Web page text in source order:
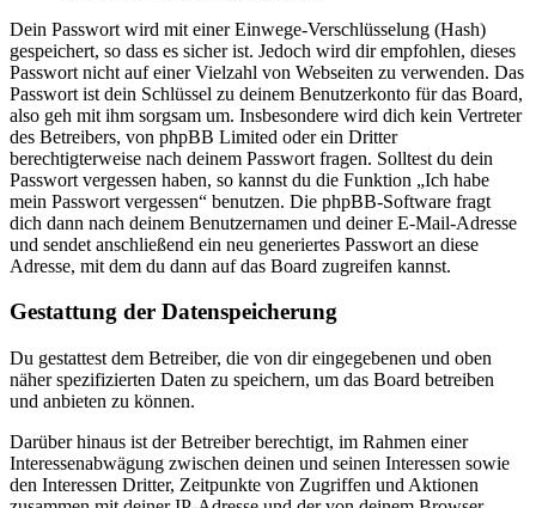
Dein Passwort wird mit einer Einwege-Verschlüsselung (Hash)
gespeichert, so dass es sicher ist. Jedoch wird dir empfohlen, dieses
Passwort nicht auf einer Vielzahl von Webseiten zu verwenden. Das
Passwort ist dein Schlüssel zu deinem Benutzerkonto für das Board,
also geh mit ihm sorgsam um. Insbesondere wird dich kein Vertreter
des Betreibers, von phpBB Limited oder ein Dritter
berechtigterweise nach deinem Passwort fragen. Solltest du dein
Passwort vergessen haben, so kannst du die Funktion „Ich habe
mein Passwort vergessen“ benutzen. Die phpBB-Software fragt
dich dann nach deinem Benutzernamen und deiner E-Mail-Adresse
und sendet anschließend ein neu generiertes Passwort an diese
Adresse, mit dem du dann auf das Board zugreifen kannst.
Gestattung der Datenspeicherung
Du gestattest dem Betreiber, die von dir eingegebenen und oben
näher spezifizierten Daten zu speichern, um das Board betreiben
und anbieten zu können.
Darüber hinaus ist der Betreiber berechtigt, im Rahmen einer
Interessenabwägung zwischen deinen und seinen Interessen sowie
den Interessen Dritter, Zeitpunkte von Zugriffen und Aktionen